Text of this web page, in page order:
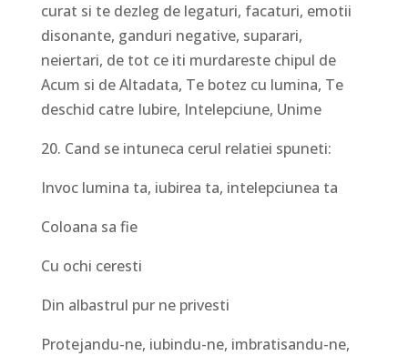
curat si te dezleg de legaturi, facaturi, emotii
disonante, ganduri negative, suparari,
neiertari, de tot ce iti murdareste chipul de
Acum si de Altadata, Te botez cu lumina, Te
deschid catre Iubire, Intelepciune, Unime
20. Cand se intuneca cerul relatiei spuneti:
Invoc lumina ta, iubirea ta, intelepciunea ta
Coloana sa fie
Cu ochi ceresti
Din albastrul pur ne privesti
Protejandu-ne, iubindu-ne, imbratisandu-ne,